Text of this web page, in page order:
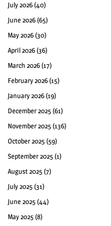
July 2026 (40)
June 2026 (65)
May 2026 (30)
April 2026 (36)
March 2026 (17)
February 2026 (15)
January 2026 (19)
December 2025 (61)
November 2025 (136)
October 2025 (59)
September 2025 (1)
August 2025 (7)
July 2025 (31)
June 2025 (44)
May 2025 (8)